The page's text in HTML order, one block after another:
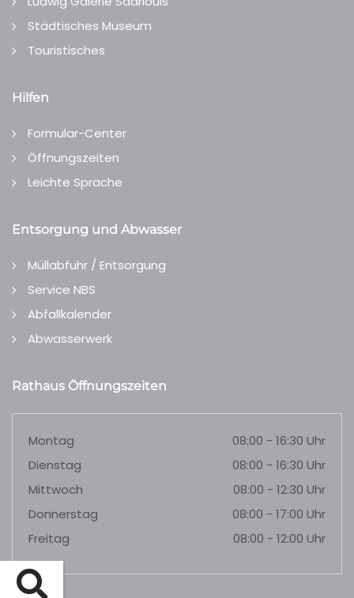
Städtisches Museum
Touristisches
Hilfen
Formular-Center
Öffnungszeiten
Leichte Sprache
Entsorgung und Abwasser
Müllabfuhr / Entsorgung
Service NBS
Abfallkalender
Abwasserwerk
Rathaus Öffnungszeiten
Montag
08:00 - 16:30 Uhr
Dienstag
08:00 - 16:30 Uhr
Mittwoch
08:00 - 12:30 Uhr
Donnerstag
08:00 - 17:00 Uhr
Freitag
08:00 - 12:00 Uhr